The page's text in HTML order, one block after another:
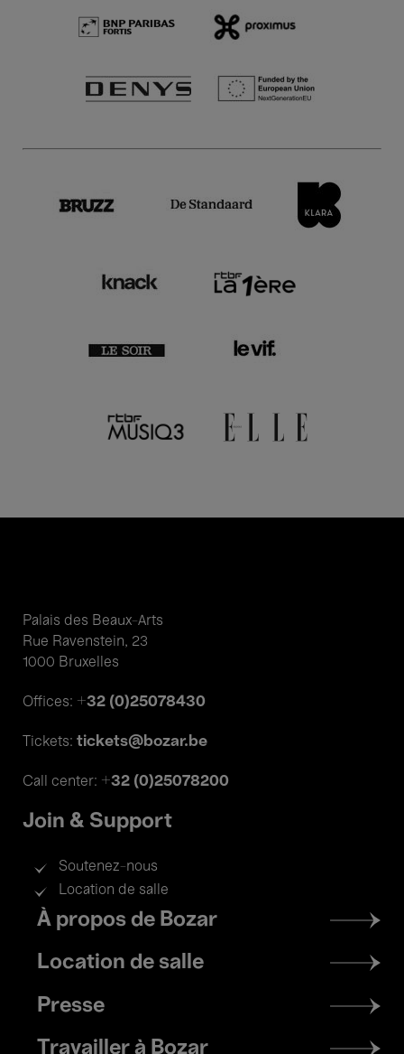
Palais des Beaux-Arts
Rue Ravenstein, 23
1000 Bruxelles
Offices: +32 (0)25078430
Tickets: tickets@bozar.be
Call center: +32 (0)25078200
Join & Support
Soutenez-nous
Location de salle
Footer
menu
À propos de Bozar
Location de salle
Presse
Travailler à Bozar